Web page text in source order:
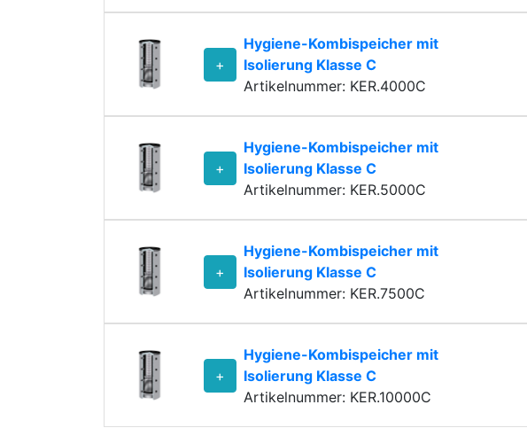
+
Hygiene-Kombispeicher mit
Isolierung Klasse C
Artikelnummer: KER.4000C
+
Hygiene-Kombispeicher mit
Isolierung Klasse C
Artikelnummer: KER.5000C
+
Hygiene-Kombispeicher mit
Isolierung Klasse C
Artikelnummer: KER.7500C
+
Hygiene-Kombispeicher mit
Isolierung Klasse C
Artikelnummer: KER.10000C